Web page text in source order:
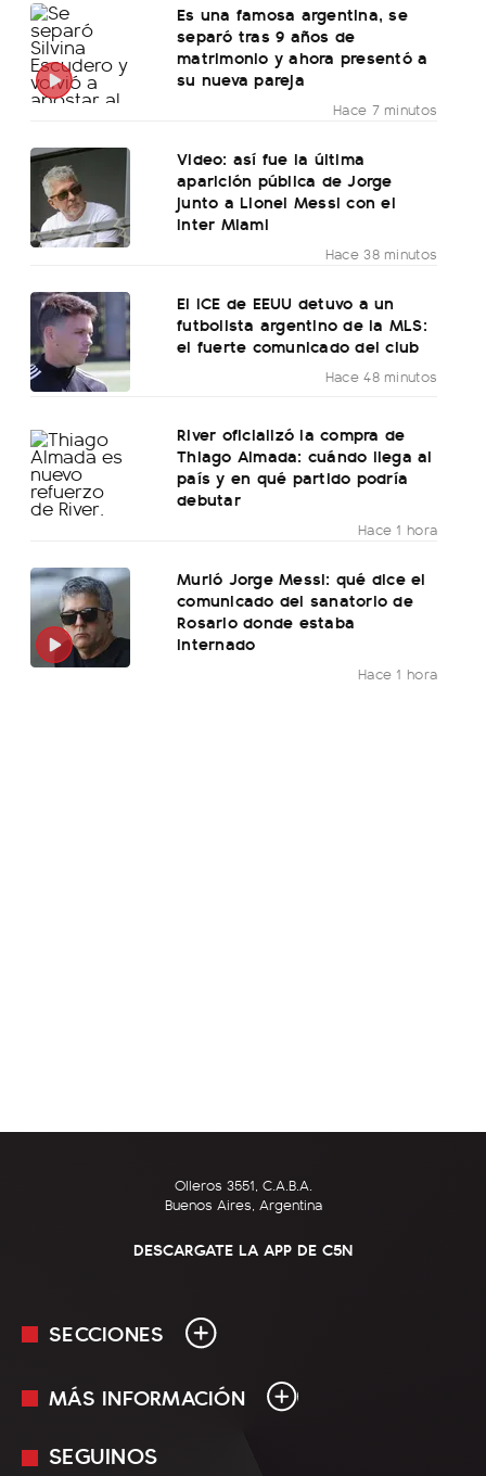
Es una famosa argentina, se
separó tras 9 años de
matrimonio y ahora presentó a
su nueva pareja
Hace 7 minutos
Video: así fue la última
aparición pública de Jorge
junto a Lionel Messi con el
Inter Miami
Hace 38 minutos
El ICE de EEUU detuvo a un
futbolista argentino de la MLS:
el fuerte comunicado del club
Hace 48 minutos
River oficializó la compra de
Thiago Almada: cuándo llega al
país y en qué partido podría
debutar
Hace 1 hora
Murió Jorge Messi: qué dice el
comunicado del sanatorio de
Rosario donde estaba
internado
Hace 1 hora
Olleros 3551, C.A.B.A.
Buenos Aires, Argentina
DESCARGATE LA APP DE C5N
SECCIONES
En Vivo
MÁS INFORMACIÓN
Mediakit
SEGUINOS